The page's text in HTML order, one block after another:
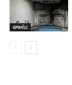
રાજકોટ